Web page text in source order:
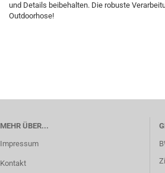
und Details beibehalten. Die robuste
Outdoorhose!
MEHR ÜBER...
Impressum
Kontakt